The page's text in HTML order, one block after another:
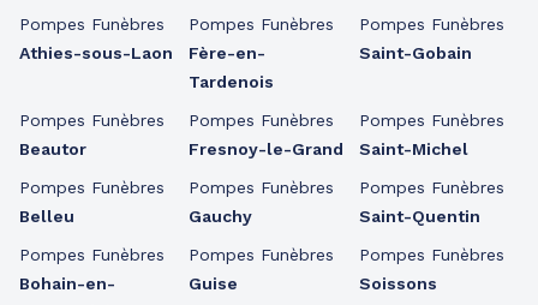
Pompes Funèbres
Athies-sous-Laon
Pompes Funèbres
Beautor
Pompes Funèbres
Belleu
Pompes Funèbres
Bohain-en-
Pompes Funèbres
Fère-en-
Tardenois
Pompes Funèbres
Fresnoy-le-Grand
Pompes Funèbres
Gauchy
Pompes Funèbres
Guise
Pompes Funèbres
Saint-Gobain
Pompes Funèbres
Saint-Michel
Pompes Funèbres
Saint-Quentin
Pompes Funèbres
Soissons